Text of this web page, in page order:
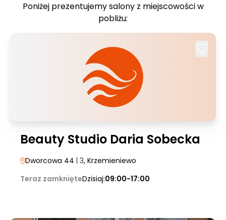
Poniżej prezentujemy salony z miejscowości w
pobliżu:
Beauty Studio Daria Sobecka
Dworcowa 44 | 3, Krzemieniewo
Teraz zamknięteDzisiaj:09:00-17:00